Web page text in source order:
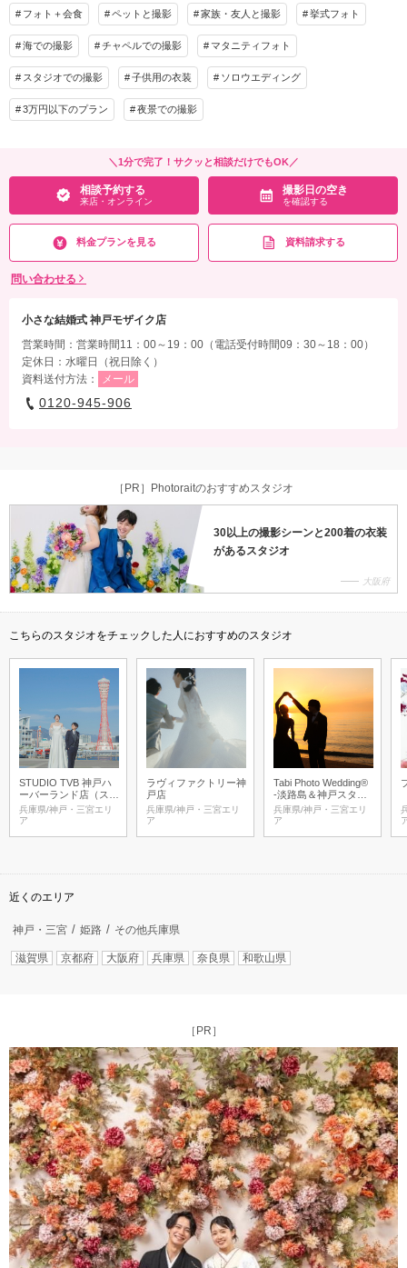
フォト＋会食 ペットと撮影 家族・友人と撮影 挙式フォト
海での撮影 チャペルでの撮影 マタニティフォト
スタジオでの撮影 子供用の衣装 ソロウエディング
3万円以下のプラン 夜景での撮影
＼1分で完了！サクッと相談だけでもOK／
相談予約する
来店・オンライン
撮影日の空き
を確認する
料金プランを見る 資料請求する
問い合わせる
小さな結婚式 神戸モザイク店
営業時間：営業時間11：00～19：00（電話受付時間09：30～18：00）
定休日：水曜日（祝日除く）
資料送付方法：
メール
0120-945-906
［PR］Photoraitのおすすめスタジオ
30以上の撮影シーンと200着の衣装
があるスタジオ
大阪府
こちらのスタジオをチェックした人におすすめのスタジオ
STUDIO TVB 神戸ハ
ーバーランド店（スタ
ジオTVB）
兵庫県/神戸・三宮エリ
ア
ラヴィファクトリー神
戸店
兵庫県/神戸・三宮エリ
ア
Tabi Photo Wedding®︎
-淡路島＆神戸スタジ
オ-
兵庫県/神戸・三宮エリ
ア
近くのエリア
神戸・三宮 姫路 その他兵庫県
滋賀県 京都府 大阪府 兵庫県 奈良県 和歌山県
［PR］